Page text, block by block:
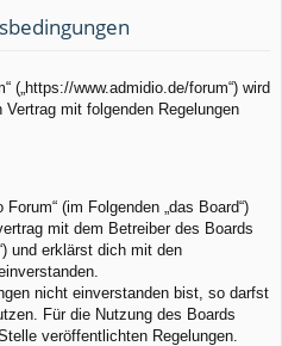
(„https://www.admidio.de/forum“) wird
mit folgenden Regelungen
(im Folgenden „das Board“)
mit dem Betreiber des Boards
und erklärst dich mit den
nicht einverstanden bist, so darfst
Für die Nutzung des Boards
veröffentlichten Regelungen.